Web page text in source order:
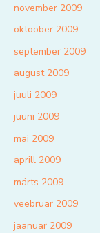
november 2009
oktoober 2009
september 2009
august 2009
juuli 2009
juuni 2009
mai 2009
aprill 2009
märts 2009
veebruar 2009
jaanuar 2009